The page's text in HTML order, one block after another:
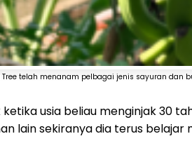
Tree telah menanam pelbagai jenis sayuran
usia beliau menginjak 30
lain sekiranya dia terus belajar